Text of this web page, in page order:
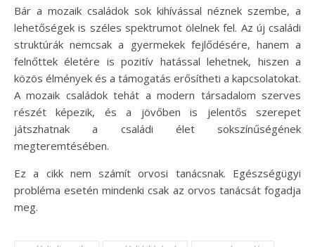
Bár a mozaik családok sok kihívással néznek szembe, a
lehetőségek is széles spektrumot ölelnek fel. Az új családi
struktúrák nemcsak a gyermekek fejlődésére, hanem a
felnőttek életére is pozitív hatással lehetnek, hiszen a
közös élmények és a támogatás erősítheti a kapcsolatokat.
A mozaik családok tehát a modern társadalom szerves
részét képezik, és a jövőben is jelentős szerepet
játszhatnak a családi élet sokszínűségének
megteremtésében.
Ez a cikk nem számít orvosi tanácsnak. Egészségügyi
probléma esetén mindenki csak az orvos tanácsát fogadja
meg.